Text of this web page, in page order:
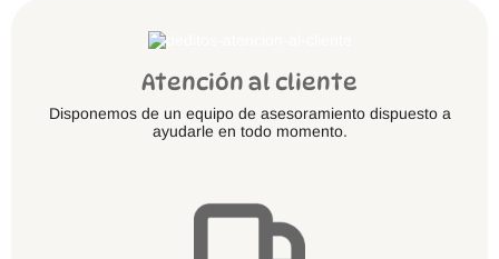
Atención al cliente
Disponemos de un equipo de asesoramiento dispuesto a
ayudarle en todo momento.